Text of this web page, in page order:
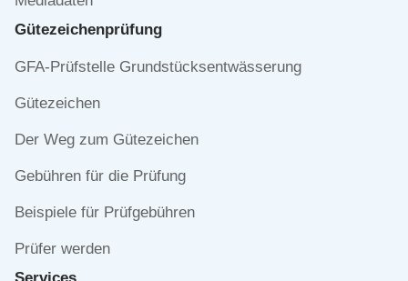
Gütezeichen­prüfung
Navigation
GFA-Prüfstelle Grundstücksentwässerung
Gütezeichen
Der Weg zum Gütezeichen
Gebühren für die Prüfung
Beispiele für Prüfgebühren
Prüfer werden